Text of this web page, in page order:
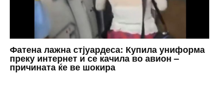
Фатена лажна стјуардеса: Купила униформа
преку интернет и се качила во авион –
причината ќе ве шокира